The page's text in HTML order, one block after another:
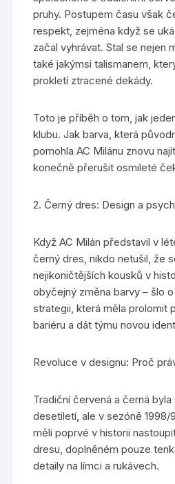
pruhy. Postupem času však
respekt, zejména když se
začal vyhrávat. Stal se nejen
také jakýmsi talismanem,
prokletí ztracené dekády.
Toto je příběh o tom, jak
klubu. Jak barva, která
pomohla AC Milánu znovu
konečně přerušit osmileté
2. Černý dres: Design a
Když AC Milán představil v
černý dres, nikdo netušil, že
nejikoničtějších kousků v
obyčejný změna barvy – šlo
strategii, která měla prolomit
bariéru a dát týmu novou
Revoluce v designu: Proč
Tradiční červená a černá
desetiletí, ale v sezóně 1998/
měli poprvé v historii
dresu, doplněném pouze
detaily na límci a rukávech.